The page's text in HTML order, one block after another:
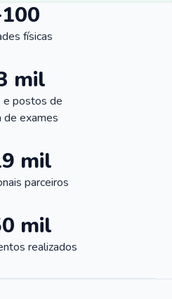
físicas
mil
e postos de
de exames
mil
parceiros
mil
realizados